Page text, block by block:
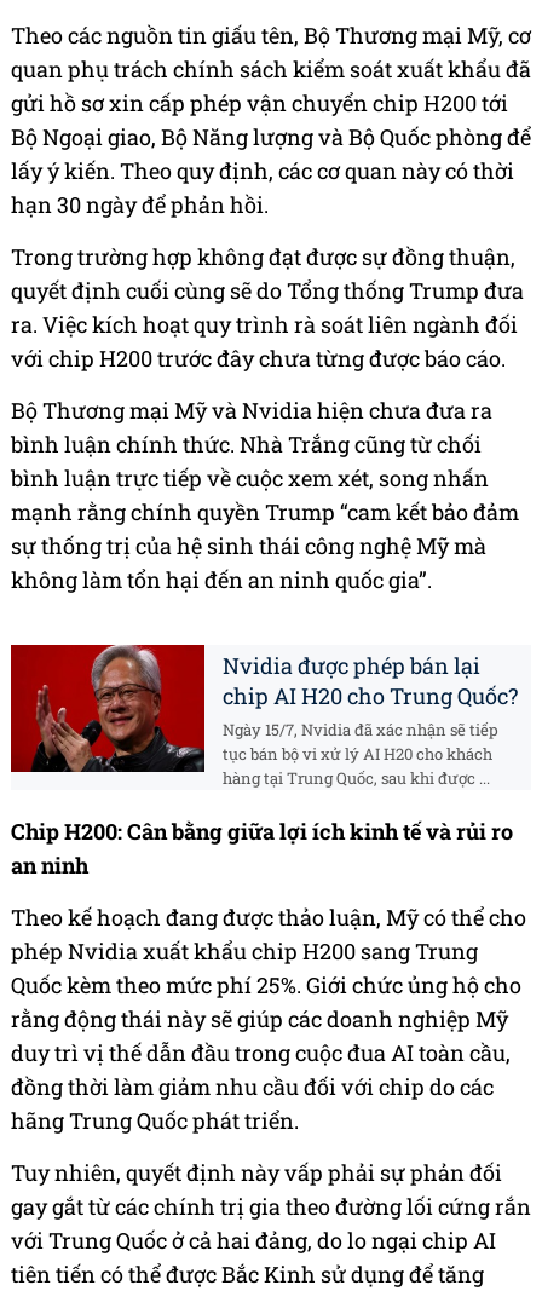
Theo các nguồn tin giấu tên, Bộ Thương mại Mỹ, cơ
quan phụ trách chính sách kiểm soát xuất khẩu đã
gửi hồ sơ xin cấp phép vận chuyển chip H200 tới
Bộ Ngoại giao, Bộ Năng lượng và Bộ Quốc phòng để
lấy ý kiến. Theo quy định, các cơ quan này có thời
hạn 30 ngày để phản hồi.
Trong trường hợp không đạt được sự đồng thuận,
quyết định cuối cùng sẽ do Tổng thống Trump đưa
ra. Việc kích hoạt quy trình rà soát liên ngành đối
với chip H200 trước đây chưa từng được báo cáo.
Bộ Thương mại Mỹ và Nvidia hiện chưa đưa ra
bình luận chính thức. Nhà Trắng cũng từ chối
bình luận trực tiếp về cuộc xem xét, song nhấn
mạnh rằng chính quyền Trump “cam kết bảo đảm
sự thống trị của hệ sinh thái công nghệ Mỹ mà
không làm tổn hại đến an ninh quốc gia”.
Nvidia được phép bán lại
chip AI H20 cho Trung Quốc?
Ngày 15/7, Nvidia đã xác nhận sẽ tiếp
tục bán bộ vi xử lý AI H20 cho khách
hàng tại Trung Quốc, sau khi được ...
Chip H200: Cân bằng giữa lợi ích kinh tế và rủi ro
an ninh
Theo kế hoạch đang được thảo luận, Mỹ có thể cho
phép Nvidia xuất khẩu chip H200 sang Trung
Quốc kèm theo mức phí 25%. Giới chức ủng hộ cho
rằng động thái này sẽ giúp các doanh nghiệp Mỹ
duy trì vị thế dẫn đầu trong cuộc đua AI toàn cầu,
đồng thời làm giảm nhu cầu đối với chip do các
hãng Trung Quốc phát triển.
Tuy nhiên, quyết định này vấp phải sự phản đối
gay gắt từ các chính trị gia theo đường lối cứng rắn
với Trung Quốc ở cả hai đảng, do lo ngại chip AI
tiên tiến có thể được Bắc Kinh sử dụng để tăng